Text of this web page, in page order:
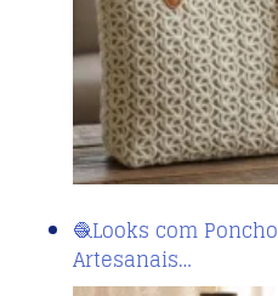
🧶Looks com
Artesanais…